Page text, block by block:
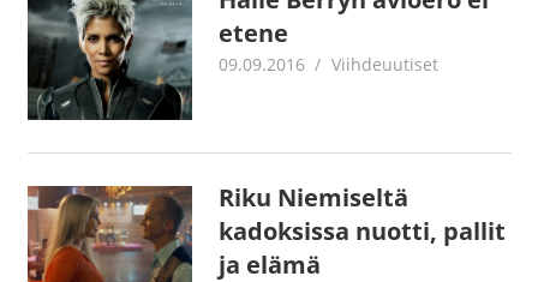
etene
09.09.2016 Juha Kaunisto
Viihdeuutiset
Riku Niemiseltä
kadoksissa nuotti, pallit
ja elämä